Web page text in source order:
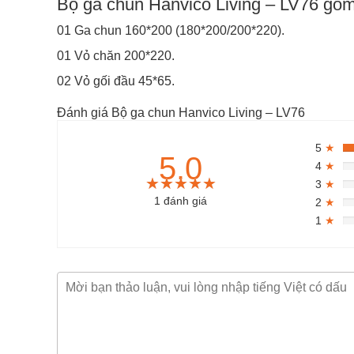
Bộ ga chun Hanvico Living – LV76
01 Ga chun 160*200 (180*200/200*220).
01 Vỏ chăn 200*220.
02 Vỏ gối đầu 45*65.
Đánh giá Bộ ga chun Hanvico Living – LV76
5.0
★★★★★
★★★★★
★★★★★
1 đánh giá
5 ★
4 ★
3 ★
2 ★
1 ★